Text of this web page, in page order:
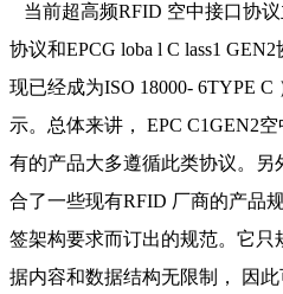
当前超高频RFID 空中接口协议
协议和EPCG loba l C lass1
现已经成为ISO 18000- 6TYPE
示。总体来讲， EPC C1GEN2
有的产品大多遵循此类协议。另
合了一些现有RFID 厂商的产品
签架构要求而订出的规范。它只
据内容和数据结构无限制， 因